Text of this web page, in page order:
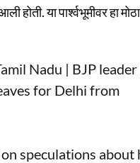
होती. या पार्श्वभूमीवर हा
Nadu | BJP leader
for Delhi from
speculations about